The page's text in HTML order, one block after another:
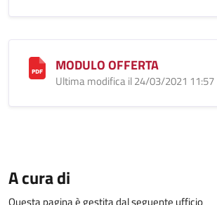
MODULO OFFERTA
Ultima modifica il 24/03/2021 11:57
A cura di